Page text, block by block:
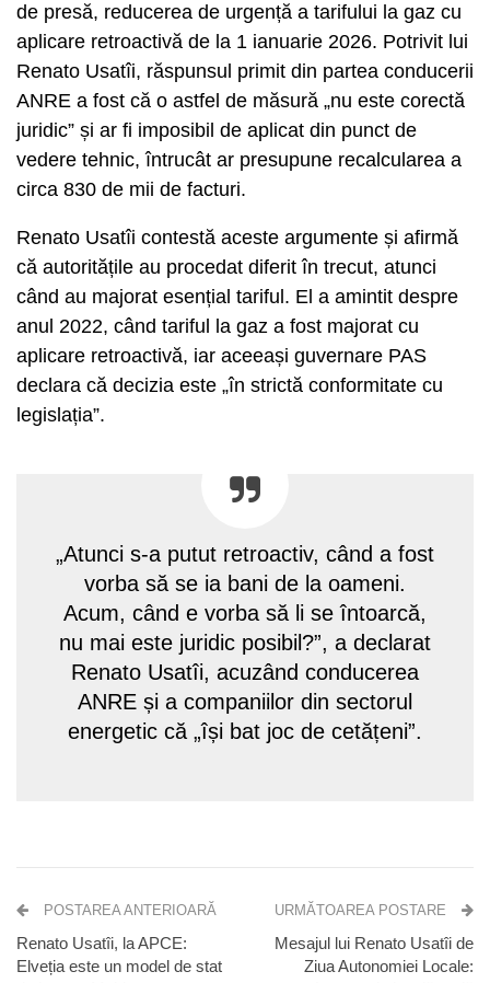
de presă, reducerea de urgență a tarifului la gaz cu
aplicare retroactivă de la 1 ianuarie 2026. Potrivit lui
Renato Usatîi, răspunsul primit din partea conducerii
ANRE a fost că o astfel de măsură „nu este corectă
juridic” și ar fi imposibil de aplicat din punct de
vedere tehnic, întrucât ar presupune recalcularea a
circa 830 de mii de facturi.
Renato Usatîi contestă aceste argumente și afirmă
că autoritățile au procedat diferit în trecut, atunci
când au majorat esențial tariful. El a amintit despre
anul 2022, când tariful la gaz a fost majorat cu
aplicare retroactivă, iar aceeași guvernare PAS
declara că decizia este „în strictă conformitate cu
legislația”.
„Atunci s-a putut retroactiv, când a fost
vorba să se ia bani de la oameni.
Acum, când e vorba să li se întoarcă,
nu mai este juridic posibil?”, a declarat
Renato Usatîi, acuzând conducerea
ANRE și a companiilor din sectorul
energetic că „își bat joc de cetățeni”.
POSTAREA ANTERIOARĂ
Renato Usatîi, la APCE:
Elveția este un model de stat
URMĂTOAREA POSTARE
Mesajul lui Renato Usatîi de
Ziua Autonomiei Locale: